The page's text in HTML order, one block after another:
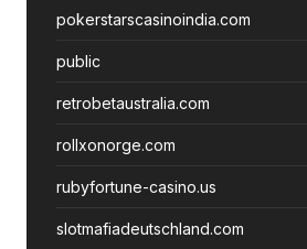
pokerstarscasinoindia.com
public
retrobetaustralia.com
rollxonorge.com
rubyfortune-casino.us
slotmafiadeutschland.com